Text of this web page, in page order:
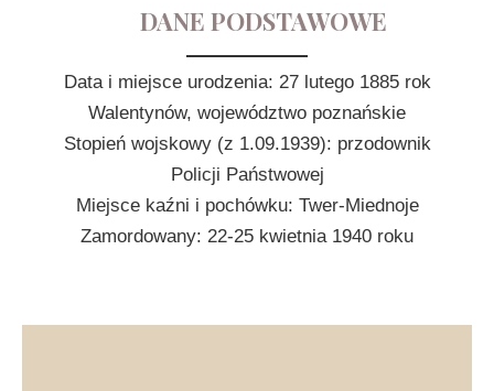
DANE PODSTAWOWE
Data i miejsce urodzenia: 27 lutego 1885 rok
Walentynów, województwo poznańskie
Stopień wojskowy (z 1.09.1939): przodownik
Policji Państwowej
Miejsce kaźni i pochówku: Twer-Miednoje
Zamordowany: 22-25 kwietnia 1940 roku